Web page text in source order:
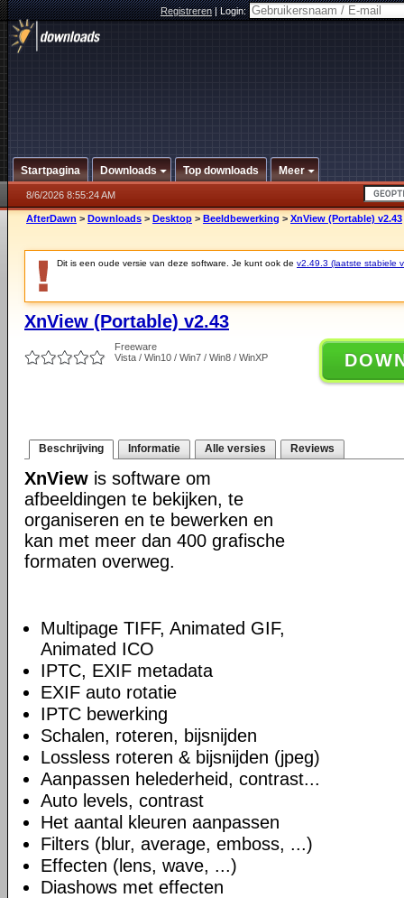
Registreren|Login:
Startpagina Downloads Top downloads Meer
8/6/2026 8:55:24 AM
AfterDawn > Downloads > Desktop > Beeldbewerking > XnView (Portable) v2.43
Dit is een oude versie van deze software. Je kunt ook de v2.49.3 (laatste stabiele
XnView (Portable) v2.43
Freeware
Vista / Win10 / Win7 / Win8 / WinXP
Beschrijving Informatie Alle versies Reviews
XnView is software om
afbeeldingen te bekijken, te
organiseren en te bewerken en
kan met meer dan 400 grafische
formaten overweg.
Multipage TIFF, Animated GIF,
Animated ICO
IPTC, EXIF metadata
EXIF auto rotatie
IPTC bewerking
Schalen, roteren, bijsnijden
Lossless roteren & bijsnijden (jpeg)
Aanpassen helederheid, contrast...
Auto levels, contrast
Het aantal kleuren aanpassen
Filters (blur, average, emboss, ...)
Effecten (lens, wave, ...)
Diashows met effecten